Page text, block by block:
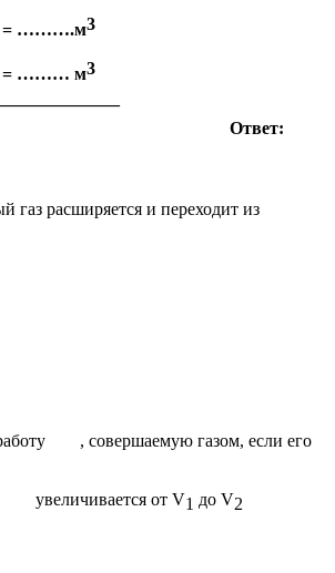
……….м3
……… м3
? Ответ:
газ расширяется и переходит из
, совершаемую газом, если его
от V1 до V2